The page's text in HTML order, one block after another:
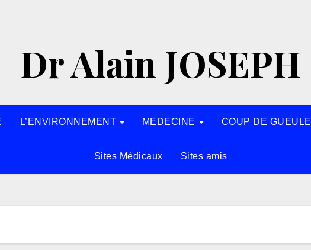
Dr Alain JOSEPH
L’ENVIRONNEMENT MEDECINE COUP DE GUEULE
Sites Médicaux Sites amis